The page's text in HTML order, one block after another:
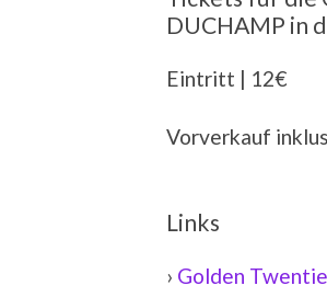
DUCHAMP in
Eintritt | 12€
Vorverkauf
Links
› Golden